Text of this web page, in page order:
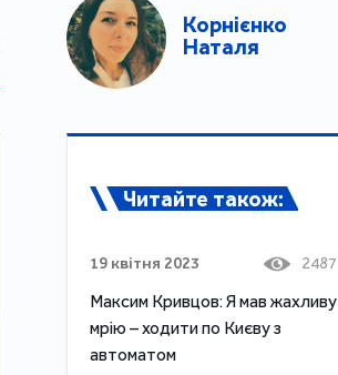
Корнієнко
Наталя
Читайте також:
19 квітня 2023 2487
Максим Кривцов: Я мав жахливу
мрію – ходити по Києву з
автоматом